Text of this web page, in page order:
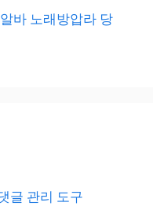
바 노래방압라 당
글 관리 도구